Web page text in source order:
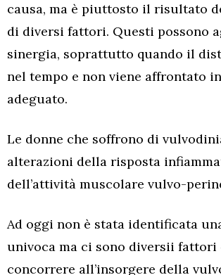
causa, ma è piuttosto il risultato
di diversi fattori. Questi possono
sinergia, soprattutto quando il
nel tempo e non viene affrontato
adeguato.
Le donne che soffrono di
alterazioni della risposta
dell’attività muscolare vulvo-
Ad oggi non è stata identificata
univoca ma ci sono diversii fattori
concorrere all’insorgere della